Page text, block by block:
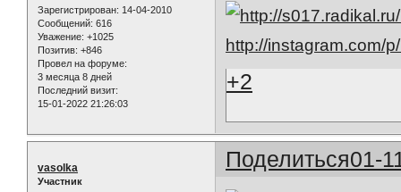
Зарегистрирован: 14-04-2010
Сообщений: 616
Уважение: +1025
Позитив: +846
Провел на форуме:
3 месяца 8 дней
Последний визит:
15-01-2022 21:26:03
http://instagram.com/
+2
Поделиться01-
vasolka
Участник